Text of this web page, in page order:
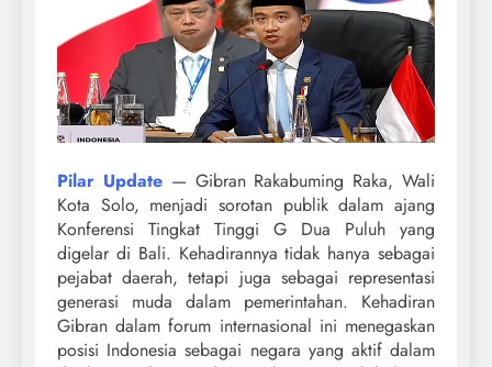
Pilar Update— Gibran Rakabuming Raka, Wali
Kota Solo, menjadi sorotan publik dalam ajang
Konferensi Tingkat Tinggi G Dua Puluh yang
digelar di Bali. Kehadirannya tidak hanya sebagai
pejabat daerah, tetapi juga sebagai representasi
generasi muda dalam pemerintahan. Kehadiran
Gibran dalam forum internasional ini menegaskan
posisi Indonesia sebagai negara yang aktif dalam